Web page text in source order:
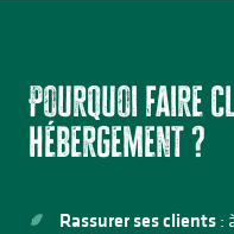
Pourquoi faire
hébergement ?
Rassurer ses clients :